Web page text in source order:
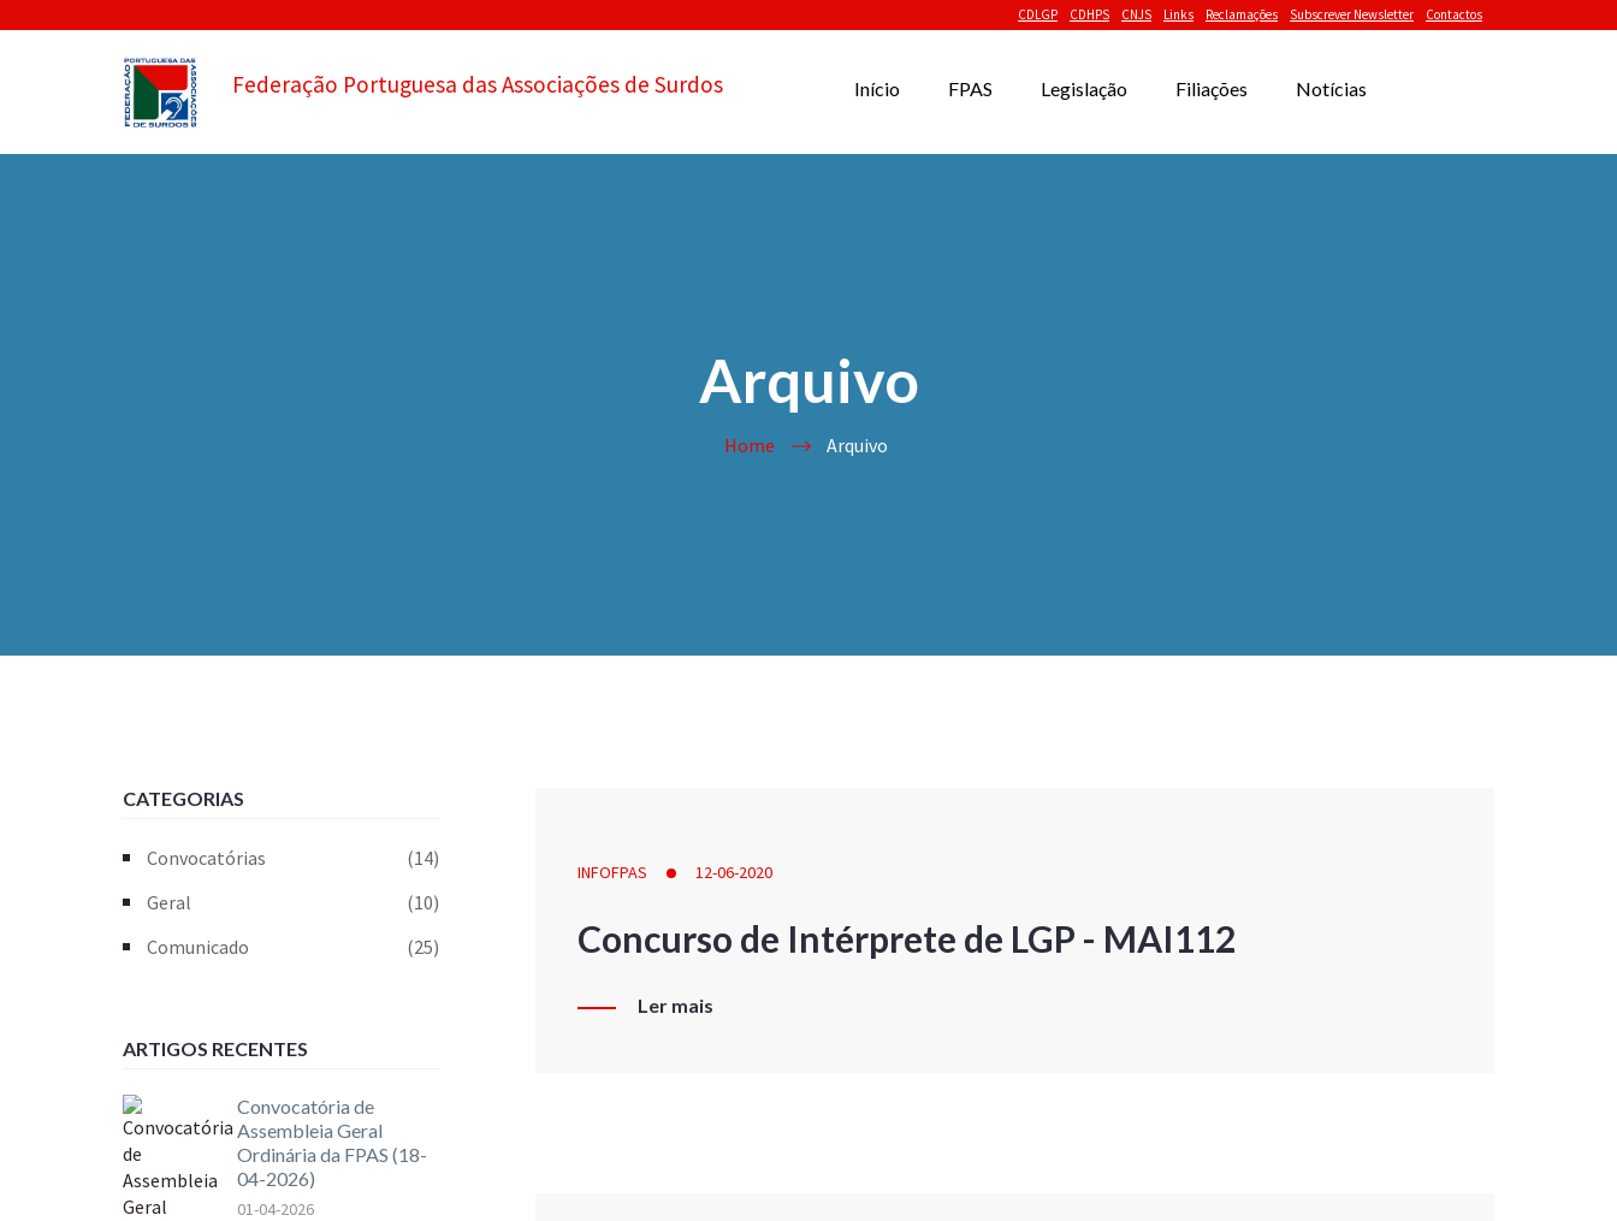
CDLGP CDHPS CNJS Links Reclamações Subscrever Newsletter Contactos
Federação Portuguesa das Associações de Surdos Início FPAS Legislação Filiações Notícias
Arquivo
Home Arquivo
INFOFPAS 12-06-2020
Concurso de Intérprete de LGP - MAI112
Ler mais
CATEGORIAS
Convocatórias
(14)
Geral
(10)
Comunicado
(25)
ARTIGOS RECENTES
Convocatória de
Assembleia Geral
Ordinária da FPAS (18-
04-2026)
01-04-2026